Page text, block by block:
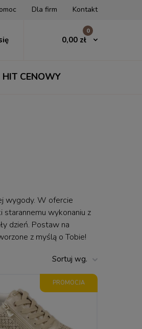
Dla firm Kontakt
0
0,00 zł
HIT CENOWY
wygody. W ofercie
starannemu wykonaniu z
dzień. Postaw na
z myślą o Tobie!
Sortuj wg.
PROMOCJA